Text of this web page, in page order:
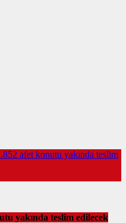
afet konutu yakında teslim
yakında teslim edilecek